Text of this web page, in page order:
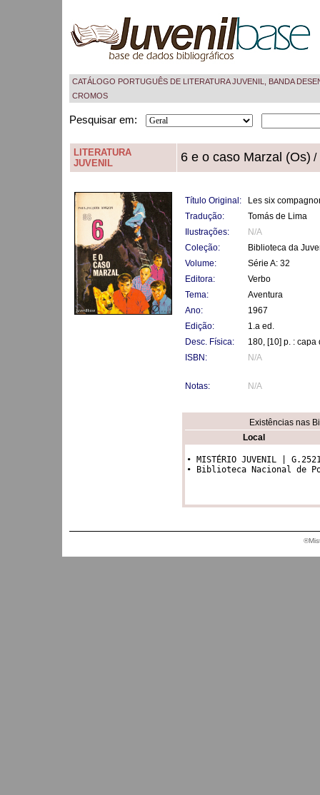
CATÁLOGO PORTUGUÊS DE LITERATURA JUVENIL, BANDA
CROMOS
Pesquisar em:
LITERATURA
JUVENIL
6 e o caso Marzal (Os) /
Título Original:
Les six
Tradução:
Tomás de Lima
Ilustrações:
N/A
Coleção:
Biblioteca da
Volume:
Série A: 32
Editora:
Verbo
Tema:
Aventura
Ano:
1967
Edição:
1.a ed.
Desc. Física:
180, [10] p. : capa
ISBN:
N/A
Notas: N/A
Existências nas
Local
• MISTÉRIO JUVENIL |
• Biblioteca Nacional de